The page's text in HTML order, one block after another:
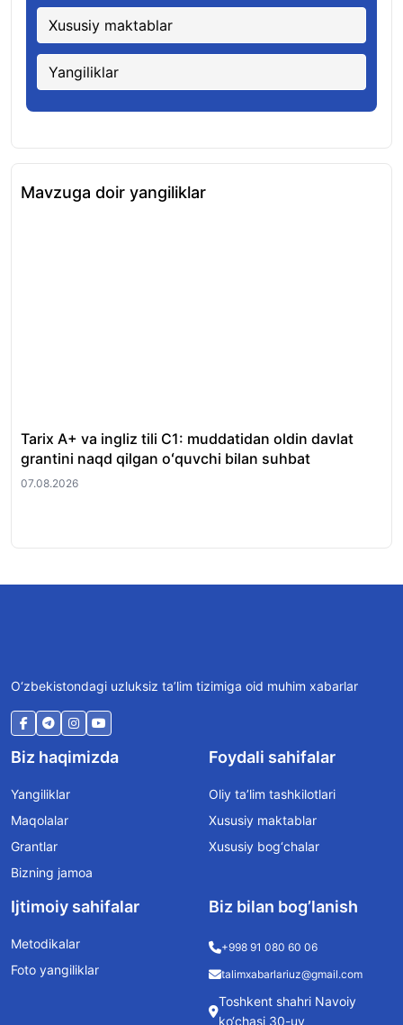
Xususiy maktablar
Yangiliklar
Mavzuga doir yangiliklar
Tarix A+ va ingliz tili C1: muddatidan oldin davlat
grantini naqd qilgan oʻquvchi bilan suhbat
07.08.2026
O‘zbekistondagi uzluksiz ta’lim tizimiga oid muhim xabarlar
Biz haqimizda
Yangiliklar
Maqolalar
Grantlar
Bizning jamoa
Foydali sahifalar
Oliy ta’lim tashkilotlari
Xususiy maktablar
Xususiy bog‘chalar
Ijtimoiy sahifalar
Metodikalar
Foto yangiliklar
Biz bilan bog’lanish
+998 91 080 60 06
talimxabarlariuz@gmail.com
Toshkent shahri Navoiy
ko‘chasi 30-uy